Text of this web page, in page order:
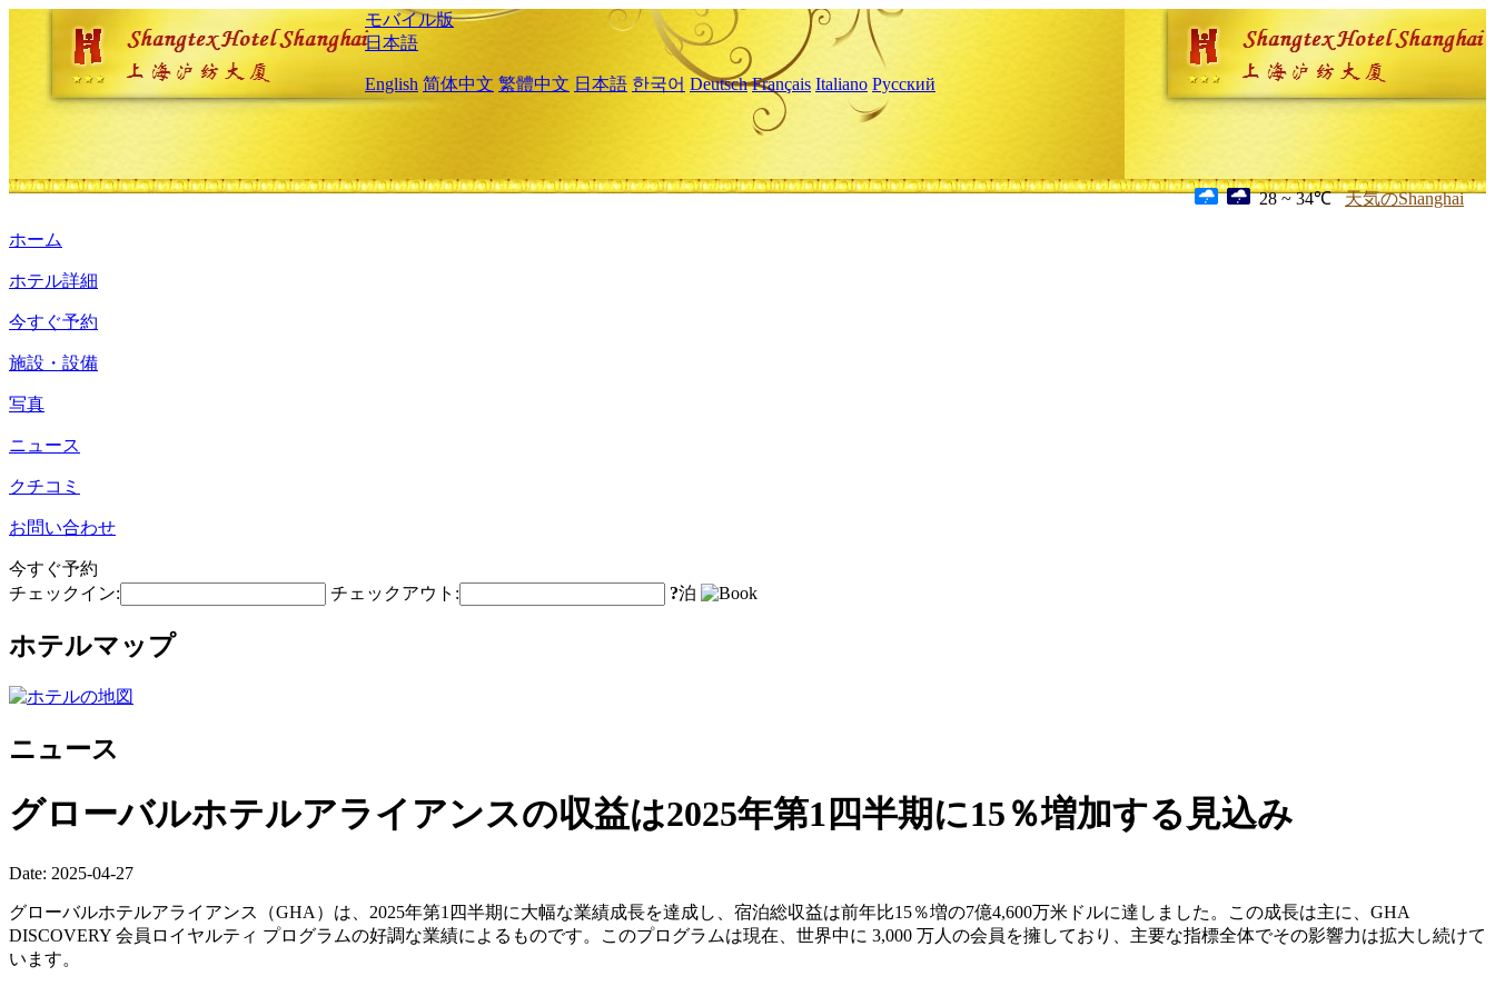
モバイル版
日本語
English 简体中文 繁體中文 日本語 한국어 Deutsch Français Italiano Русский
28 ~ 34℃ 天気のShanghai
ホーム
ホテル詳細
今すぐ予約
施設・設備
写真
ニュース
クチコミ
お問い合わせ
今すぐ予約
チェックイン:
チェックアウト: ?泊
ホテルマップ
ニュース
グローバルホテルアライアンスの収益は2025年第1四半期に15％増加する見込み
Date: 2025-04-27
グローバルホテルアライアンス（GHA）は、2025年第1四半期に大幅な業績成長を達成し、宿泊総収益は前年比15％増の7億4,600万米ドルに達しました。この成長は主に、GHA
DISCOVERY 会員ロイヤルティ プログラムの好調な業績によるものです。このプログラムは現在、世界中に 3,000 万人の会員を擁しており、主要な指標全体でその影響力は拡大し続けて
います。